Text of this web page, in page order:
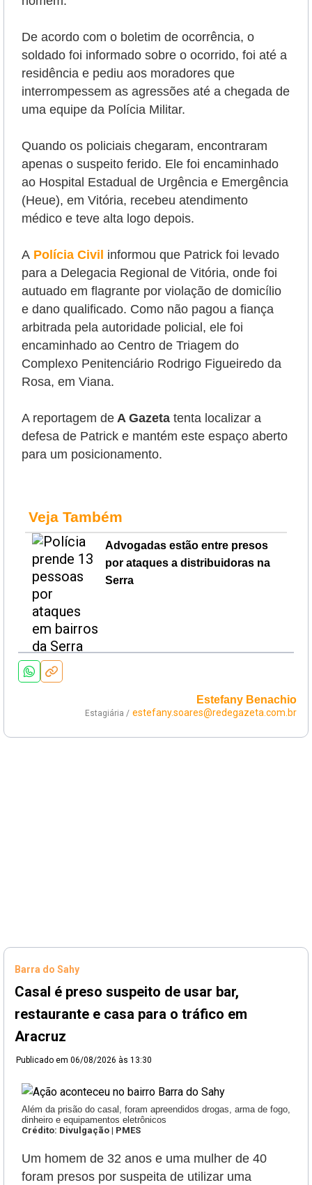
De acordo com o boletim de ocorrência, o
soldado foi informado sobre o ocorrido, foi até a
residência e pediu aos moradores que
interrompessem as agressões até a chegada de
uma equipe da Polícia Militar.
Quando os policiais chegaram, encontraram
apenas o suspeito ferido. Ele foi encaminhado
ao Hospital Estadual de Urgência e Emergência
(Heue), em Vitória, recebeu atendimento
médico e teve alta logo depois.
A Polícia Civil informou que Patrick foi levado
para a Delegacia Regional de Vitória, onde foi
autuado em flagrante por violação de domicílio
e dano qualificado. Como não pagou a fiança
arbitrada pela autoridade policial, ele foi
encaminhado ao Centro de Triagem do
Complexo Penitenciário Rodrigo Figueiredo da
Rosa, em Viana.
A reportagem de A Gazeta tenta localizar a
defesa de Patrick e mantém este espaço aberto
para um posicionamento.
Veja Também
Advogadas estão entre presos
por ataques a distribuidoras na
Serra
Estefany Benachio
Estagiária / estefany.soares@redegazeta.com.br
Barra do Sahy
Casal é preso suspeito de usar bar,
restaurante e casa para o tráfico em
Aracruz
Publicado em 06/08/2026 às 13:30
Além da prisão do casal, foram apreendidos drogas, arma de fogo,
dinheiro e equipamentos eletrônicos
Crédito: Divulgação | PMES
Um homem de 32 anos e uma mulher de 40
foram presos por suspeita de utilizar uma